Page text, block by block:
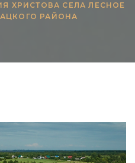
ХРИСТОВА СЕЛА ЛЕСНОЕ
РАЙОНА